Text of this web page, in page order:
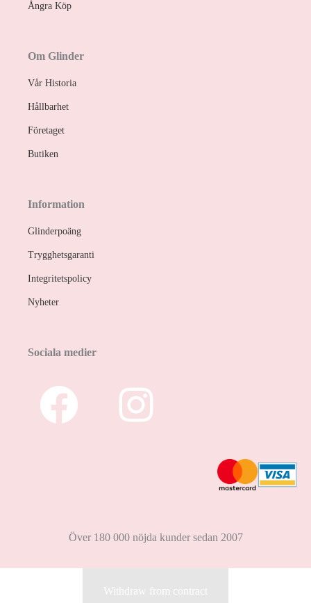
Ångra Köp
Om Glinder
Vår Historia
Hållbarhet
Företaget
Butiken
Information
Glinderpoäng
Trygghetsgaranti
Integritetspolicy
Nyheter
Sociala medier
Över 180 000 nöjda kunder sedan 2007
Withdraw from contract